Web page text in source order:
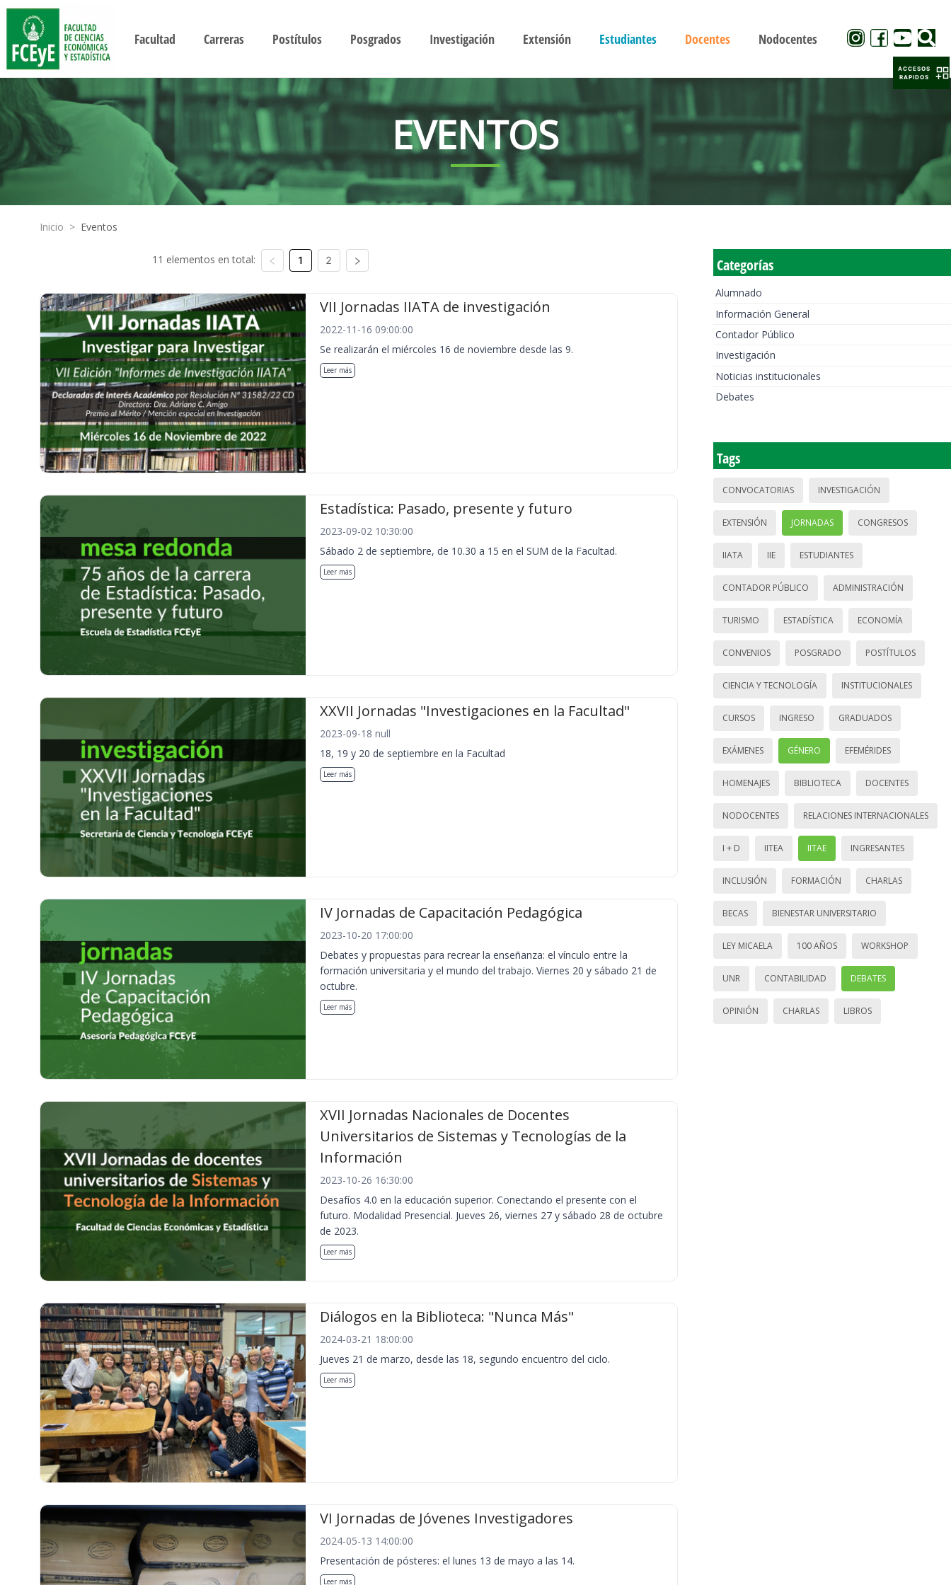
Facultad Carreras Postítulos Posgrados Investigación Extensión Estudiantes Docentes Nodocentes
EVENTOS
Inicio > Eventos
11 elementos en total: 1 2
VII Jornadas IIATA de investigación
2022-11-16 09:00:00
Se realizarán el miércoles 16 de noviembre desde las 9.
Leer más
Estadística: Pasado, presente y futuro
2023-09-02 10:30:00
Sábado 2 de septiembre, de 10.30 a 15 en el SUM de la Facultad.
Leer más
XXVII Jornadas "Investigaciones en la Facultad"
2023-09-18 null
18, 19 y 20 de septiembre en la Facultad
Leer más
IV Jornadas de Capacitación Pedagógica
2023-10-20 17:00:00
Debates y propuestas para recrear la enseñanza: el vínculo entre la
formación universitaria y el mundo del trabajo. Viernes 20 y sábado 21 de
octubre.
Leer más
XVII Jornadas Nacionales de Docentes
Universitarios de Sistemas y Tecnologías de la
Información
2023-10-26 16:30:00
Desafíos 4.0 en la educación superior. Conectando el presente con el
futuro. Modalidad Presencial. Jueves 26, viernes 27 y sábado 28 de octubre
de 2023.
Leer más
Diálogos en la Biblioteca: "Nunca Más"
2024-03-21 18:00:00
Jueves 21 de marzo, desde las 18, segundo encuentro del ciclo.
Leer más
VI Jornadas de Jóvenes Investigadores
2024-05-13 14:00:00
Presentación de pósteres: el lunes 13 de mayo a las 14.
Leer más
Categorías
Alumnado
Información General
Contador Público
Investigación
Noticias institucionales
Debates
Tags
CONVOCATORIAS INVESTIGACIÓN
EXTENSIÓN JORNADAS CONGRESOS
IIATA IIE ESTUDIANTES
CONTADOR PÚBLICO ADMINISTRACIÓN
TURISMO ESTADÍSTICA ECONOMÍA
CONVENIOS POSGRADO POSTÍTULOS
CIENCIA Y TECNOLOGÍA INSTITUCIONALES
CURSOS INGRESO GRADUADOS
EXÁMENES GÉNERO EFEMÉRIDES
HOMENAJES BIBLIOTECA DOCENTES
NODOCENTES RELACIONES INTERNACIONALES
I + D IITEA IITAE INGRESANTES
INCLUSIÓN FORMACIÓN CHARLAS
BECAS BIENESTAR UNIVERSITARIO
LEY MICAELA 100 AÑOS WORKSHOP
UNR CONTABILIDAD DEBATES
OPINIÓN CHARLAS LIBROS
ACCESOS
RAPIDOS